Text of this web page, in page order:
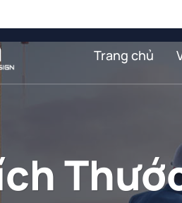
Trang chủ